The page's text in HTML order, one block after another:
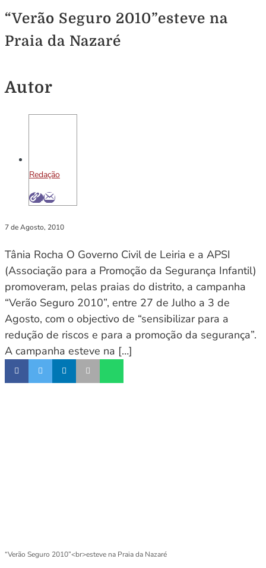
“Verão Seguro 2010”esteve na
Praia da Nazaré
Autor
Redação
7 de Agosto, 2010
Tânia Rocha O Governo Civil de Leiria e a APSI
(Associação para a Promoção da Segurança Infantil)
promoveram, pelas praias do distrito, a campanha
“Verão Seguro 2010”, entre 27 de Julho a 3 de
Agosto, com o objectivo de “sensibilizar para a
redução de riscos e para a promoção da segurança”.
A campanha esteve na […]
“Verão Seguro 2010”<br>esteve na Praia da Nazaré